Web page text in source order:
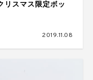
リスマス限定ボッ
2019.11.08